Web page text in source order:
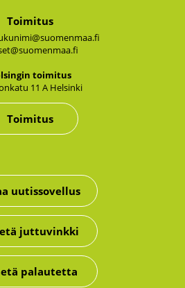
Toimitus
toi­mi­tus
11 A Hel­sin­ki
Toimitus
uutissovellus
juttuvinkki
palautetta